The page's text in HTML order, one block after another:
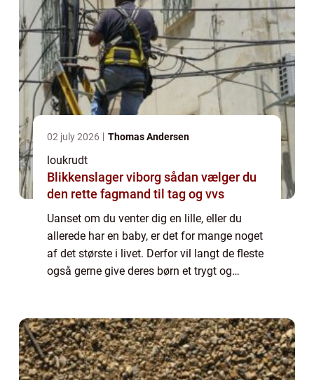
02 july 2026 Thomas Andersen
loukrudt
Blikkenslager viborg sådan vælger du
den rette fagmand til tag og vvs
Uanset om du venter dig en lille, eller du
allerede har en baby, er det for mange noget
af det største i livet. Derfor vil langt de fleste
også gerne give deres børn et trygt og